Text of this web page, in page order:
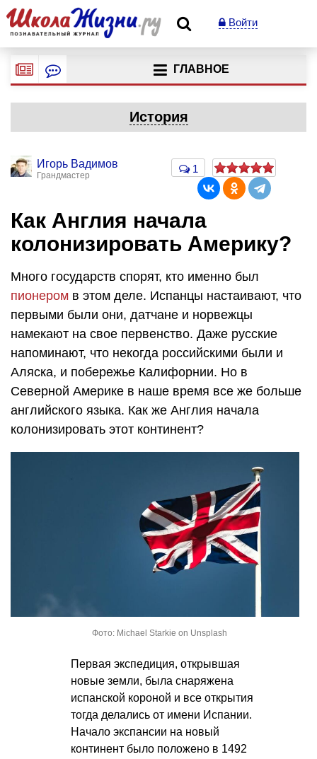
Войти
ГЛАВНОЕ
История
Игорь Вадимов
Грандмастер
1
Как Англия начала
колонизировать Америку?
Много государств спорят, кто именно был
пионером в этом деле. Испанцы настаивают, что
первыми были они, датчане и норвежцы
намекают на свое первенство. Даже русские
напоминают, что некогда российскими были и
Аляска, и побережье Калифорнии. Но в
Северной Америке в наше время все же больше
английского языка. Как же Англия начала
колонизировать этот континент?
Фото: Michael Starkie on Unsplash
Первая экспедиция, открывшая
новые земли, была снаряжена
испанской короной и все открытия
тогда делались от имени Испании.
Начало экспансии на новый
континент было положено в 1492